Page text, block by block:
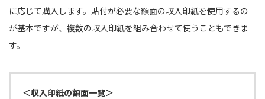
に応じて購入します。貼付が必要な額面の収入印紙を使用するの
が基本ですが、複数の収入印紙を組み合わせて使うこともできま
す。
＜収入印紙の額面一覧＞